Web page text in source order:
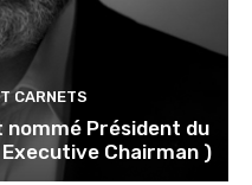
CARNETS
Président du
Chairman )